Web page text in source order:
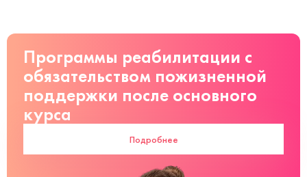
Программы реабилитации с
обязательством пожизненной
поддержки после основного
курса
Подробнее